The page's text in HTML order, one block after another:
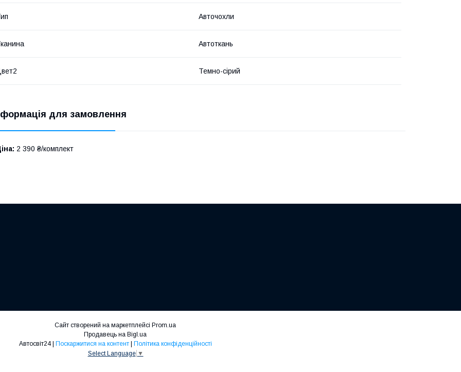
Авточохли
Автоткань
Темно-сірий
для замовлення
2 390 ₴/комплект
Сайт створений на маркетплейсі Prom.ua
Продавець на Bigl.ua
Поскаржитися на контент
Політика конфіденційності
Select Language ▼